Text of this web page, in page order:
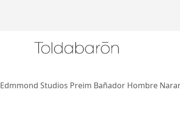
Edmmond Studios Preim Bañador Hombre